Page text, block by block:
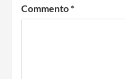
Commento*